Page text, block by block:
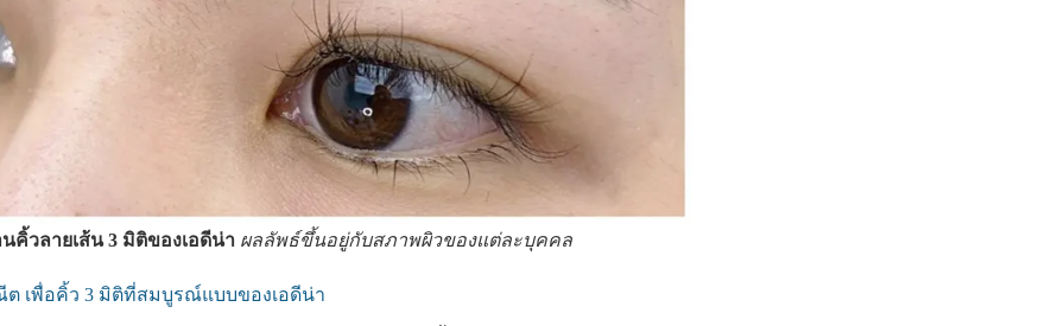
คิ้วลายเส้น 3 มิติของเอดีน่า ผลลัพธ์ขึ้นอยู่กับสภาพผิวของแต่ละบุคคล
เพื่อคิ้ว 3 มิติที่สมบูรณ์แบบของเอดีน่า